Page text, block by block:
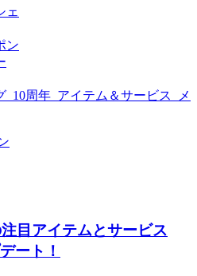
ェ
ン
目アイテムとサービス
ート！